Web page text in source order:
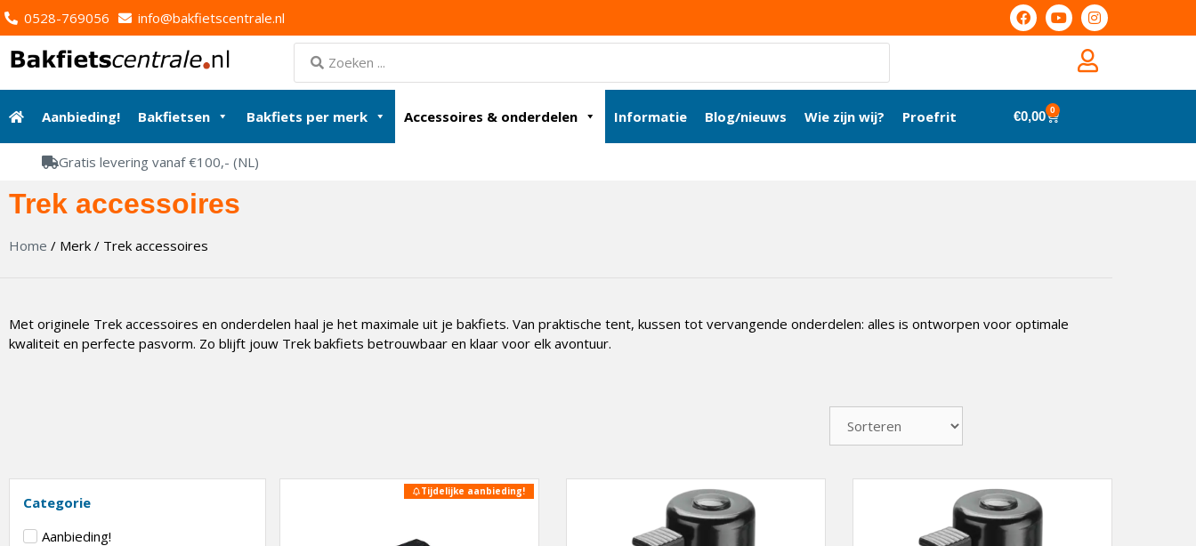
0528-769056 info@bakfietscentrale.nl
Aanbieding! Bakfietsen Bakfiets per merk Accessoires & onderdelen Informatie Blog/nieuws Wie zijn wij? Proefrit €0,00 0
Gratis levering vanaf €100,- (NL)
Trek accessoires
Home / Merk / Trek accessoires
Met originele Trek accessoires en onderdelen haal je het maximale uit je bakfiets. Van praktische tent, kussen tot vervangende onderdelen: alles is ontworpen voor optimale
kwaliteit en perfecte pasvorm. Zo blijft jouw Trek bakfiets betrouwbaar en klaar voor elk avontuur.
Categorie
Aanbieding!
Tijdelijke aanbieding!